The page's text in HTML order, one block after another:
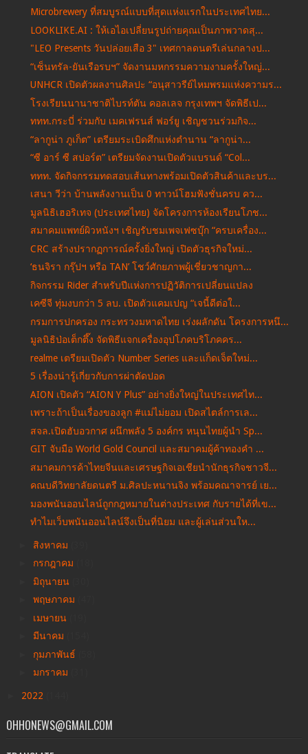
Microbrewery ที่สมบูรณ์แบบที่สุดแห่งแรกในประเทศไทย...
LOOKLIKE.AI : ให้เอไอเปลี่ยนรูปถ่ายคุณเป็นภาพวาดสุ...
"LEO Presents วันปล่อยเสือ 3" เทศกาลดนตรีเล่นกลางป...
“เซ็นทรัล-ยันเรือรบฯ” จัดงานมหกรรมความงามครั้งใหญ่...
UNHCR เปิดตัวผลงานศิลปะ “อนุสาวรีย์ไหมพรมแห่งความร...
โรงเรียนนานาชาติไบรท์ตัน คอลเลจ กรุงเทพฯ จัดพิธีเป...
ททท.กระบี่ ร่วมกับ เมคเฟรนส์ ฟอร์ยู เชิญชวนร่วมกิจ...
“ลากูน่า ภูเก็ต” เตรียมระเบิดศึกแห่งตำนาน “ลากูน่า...
“ซี อาร์ ซี สปอร์ต” เตรียมจัดงานเปิดตัวแบรนด์ “Col...
ททท. จัดกิจกรรมทดสอบเส้นทางพร้อมเปิดตัวสินค้าและบร...
เสนา วีว่า บ้านพลังงานเป็น 0 ทาวน์โฮมฟังชั่นครบ คว...
มูลนิธิเฮอริเทจ (ประเทศไทย) จัดโครงการห้องเรียนโภช...
สมาคมแพทย์ผิวหนังฯ เชิญรับชมเพจเฟซบุ๊ก “ครบเครื่อง...
CRC สร้างปรากฏการณ์ครั้งยิ่งใหญ่ เปิดตัวธุรกิจใหม่...
‘ธนจิรา กรุ๊ปฯ หรือ TAN’ โชว์ศักยภาพผู้เชี่ยวชาญกา...
กิจกรรม Rider สำหรับปีแห่งการปฏิวัติการเปลี่ยนแปลง
เคซีจี ทุ่มงบกว่า 5 ลบ. เปิดตัวแคมเปญ “เจนี้ดีต่อใ...
กรมการปกครอง กระทรวงมหาดไทย เร่งผลักดัน โครงการหนึ...
มูลนิธิป่อเต็กตึ๊ง จัดพิธีแจกเครื่องอุปโภคบริโภคคร...
realme เตรียมเปิดตัว Number Series และแก็ดเจ็ตใหม่...
5 เรื่องน่ารู้เกี่ยวกับการผ่าตัดปอด
AION เปิดตัว “AION Y Plus” อย่างยิ่งใหญ่ในประเทศไท...
เพราะถ้าเป็นเรื่องของลูก #แม่ไม่ยอม เปิดสไตล์การเล...
สจล.เปิดฮับอวกาศ ผนึกพลัง 5 องค์กร หนุนไทยผู้นำ Sp...
GIT จับมือ World Gold Council และสมาคมผู้ค้าทองคำ ...
สมาคมการค้าไทยจีนและเศรษฐกิจเอเชียนำนักธุรกิจชาวจี...
คณบดีวิทยาลัยดนตรี ม.ศิลปะหนานจิง พร้อมคณาจารย์ เย...
มองพนันออนไลน์ถูกกฎหมายในต่างประเทศ กับรายได้ที่เข...
ทำไมเว็บพนันออนไลน์จึงเป็นที่นิยม และผู้เล่นส่วนให...
สิงหาคม
กรกฎาคม
มิถุนายน
พฤษภาคม
เมษายน
มีนาคม
กุมภาพันธ์
มกราคม
2022
OHHONEWS@GMAIL.COM